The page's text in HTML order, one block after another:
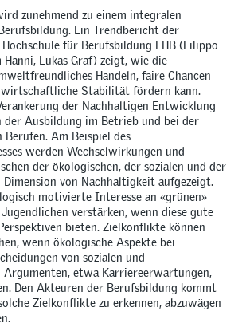
zunehmend zu einem integralen
Ein Trendbericht der
Hochschule für Berufsbildung EHB (Filippo
Lukas Graf) zeigt, wie die
Handeln, faire Chancen
Stabilität fördern kann.
der Nachhaltigen Entwicklung
der Ausbildung im Betrieb und bei der
Am Beispiel des
werden Wechselwirkungen und
der ökologischen, der sozialen und der
von Nachhaltigkeit aufgezeigt.
motivierte Interesse an «grünen»
verstärken, wenn diese gute
bieten. Zielkonflikte können
wenn ökologische Aspekte bei
von sozialen und
etwa Karriereerwartungen,
Den Akteuren der Berufsbildung kommt
Zielkonflikte zu erkennen, abzuwägen